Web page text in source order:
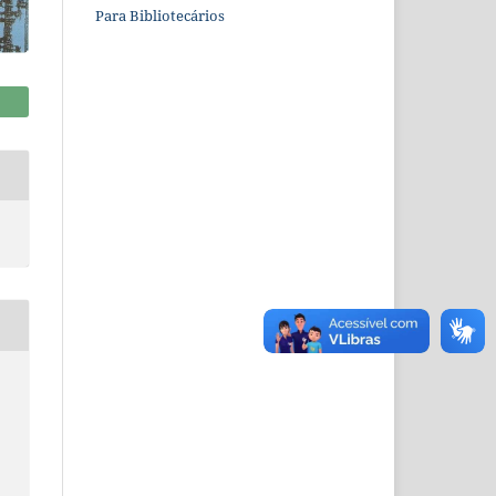
Para Bibliotecários